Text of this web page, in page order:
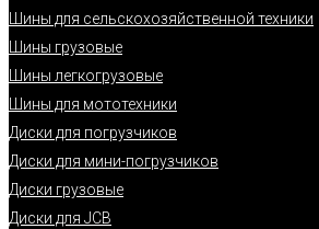
Шины для сельскохозяйственной техники
Шины грузовые
Шины легкогрузовые
Шины для мототехники
Диски для погрузчиков
Диски для мини-погрузчиков
Диски грузовые
Диски для JCB